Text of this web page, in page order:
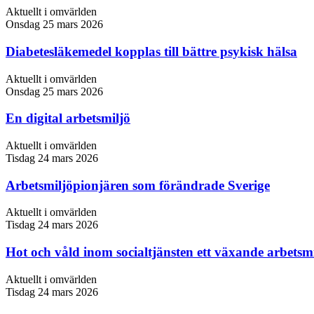
Aktuellt i omvärlden
Onsdag 25 mars 2026
Diabetesläkemedel kopplas till bättre psykisk hälsa
Aktuellt i omvärlden
Onsdag 25 mars 2026
En digital arbetsmiljö
Aktuellt i omvärlden
Tisdag 24 mars 2026
Arbetsmiljöpionjären som förändrade Sverige
Aktuellt i omvärlden
Tisdag 24 mars 2026
Hot och våld inom socialtjänsten ett växande
Aktuellt i omvärlden
Tisdag 24 mars 2026